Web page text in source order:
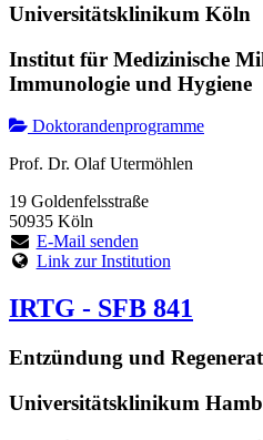
Universitätsklinikum Köln
Institut für Medizinische
Immunologie und Hygiene
Doktorandenprogramme
Prof. Dr. Olaf Utermöhlen
19 Goldenfelsstraße
50935 Köln
E-Mail senden
Link zur Institution
IRTG - SFB 841
Entzündung und
Universitätsklinikum